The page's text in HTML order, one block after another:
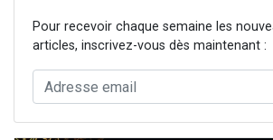
Pour recevoir chaque semaine les
articles, inscrivez-vous dès maintenant :